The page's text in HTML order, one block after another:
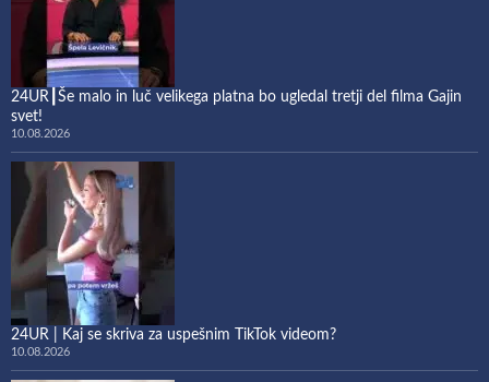
24UR┃Še malo in luč velikega platna bo ugledal tretji del filma Gajin
svet!
10.08.2026
24UR | Kaj se skriva za uspešnim TikTok videom?
10.08.2026